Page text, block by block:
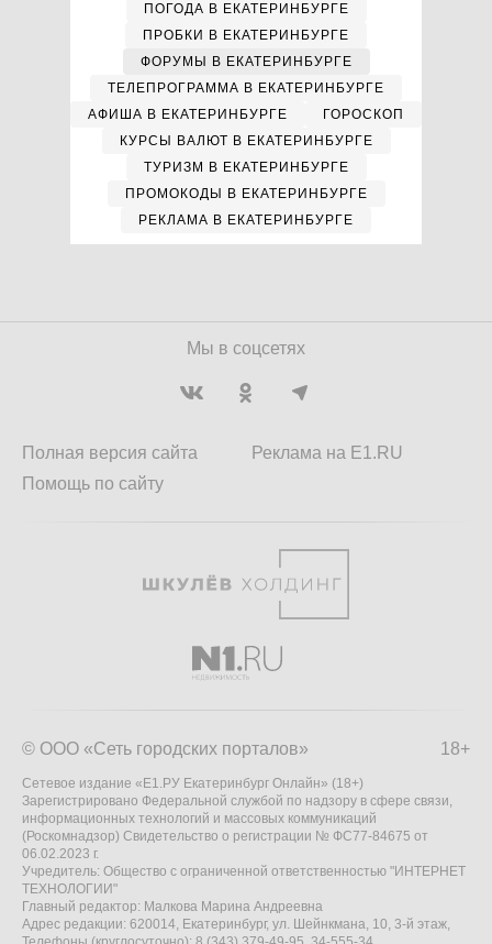
ПОГОДА В ЕКАТЕРИНБУРГЕ
ПРОБКИ В ЕКАТЕРИНБУРГЕ
ФОРУМЫ В ЕКАТЕРИНБУРГЕ
ТЕЛЕПРОГРАММА В ЕКАТЕРИНБУРГЕ
АФИША В ЕКАТЕРИНБУРГЕ
ГОРОСКОП
КУРСЫ ВАЛЮТ В ЕКАТЕРИНБУРГЕ
ТУРИЗМ В ЕКАТЕРИНБУРГЕ
ПРОМОКОДЫ В ЕКАТЕРИНБУРГЕ
РЕКЛАМА В ЕКАТЕРИНБУРГЕ
Мы в соцсетях
Полная версия сайта
Помощь по сайту
Реклама на E1.RU
18+
© ООО «Сеть городских порталов»
Сетевое издание «Е1.РУ Екатеринбург Онлайн» (18+)
Зарегистрировано Федеральной службой по надзору в сфере связи,
информационных технологий и массовых коммуникаций
(Роскомнадзор) Свидетельство о регистрации № ФС77-84675 от
06.02.2023 г.
Учредитель: Общество с ограниченной ответственностью "ИНТЕРНЕТ
ТЕХНОЛОГИИ"
Главный редактор: Малкова Марина Андреевна
Адрес редакции: 620014, Екатеринбург, ул. Шейнкмана, 10, 3-й этаж,